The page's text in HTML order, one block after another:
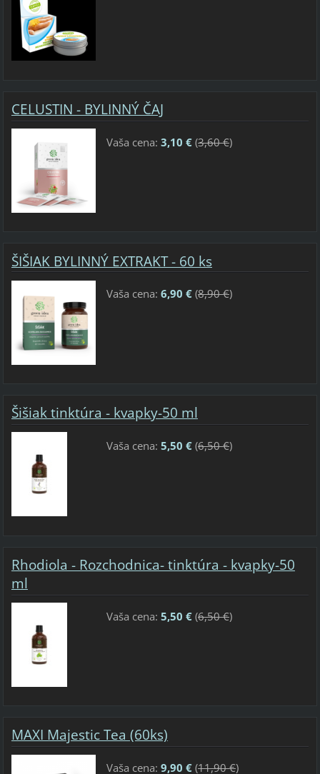
CELUSTIN - BYLINNÝ ČAJ
Vaša cena: 3,10 €(3,60 €)
ŠIŠIAK BYLINNÝ EXTRAKT - 60 ks
Vaša cena: 6,90 €(8,90 €)
Šišiak tinktúra - kvapky-50 ml
Vaša cena: 5,50 €(6,50 €)
Rhodiola - Rozchodnica- tinktúra - kvapky-50
ml
Vaša cena: 5,50 €(6,50 €)
MAXI Majestic Tea (60ks)
Vaša cena: 9,90 €(11,90 €)